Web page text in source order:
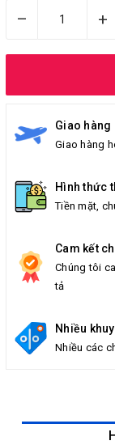
– +
Giao hàng
Giao hàng
Hình thức
Tiền mặt,
Cam kết
Chúng tôi
tả
Nhiều
Nhiều các